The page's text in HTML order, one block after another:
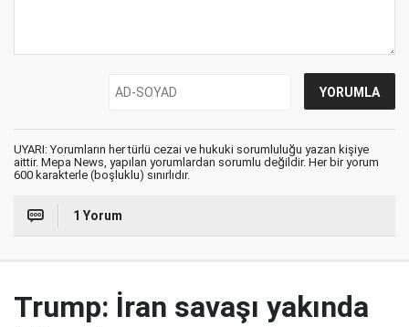
UYARI: Yorumların her türlü cezai ve hukuki sorumluluğu yazan kişiye
aittir. Mepa News, yapılan yorumlardan sorumlu değildir. Her bir yorum
600 karakterle (boşluklu) sınırlıdır.
1 Yorum
Trump: İran savaşı yakında